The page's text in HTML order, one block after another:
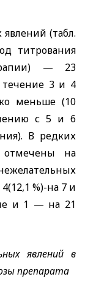
(табл.
титрования
— 23
течение 3 и 4
меньше (10
с 5 и 6
В редких
отмечены на
%)-на 7 и
и 1 — на 21
явлений в
препарата